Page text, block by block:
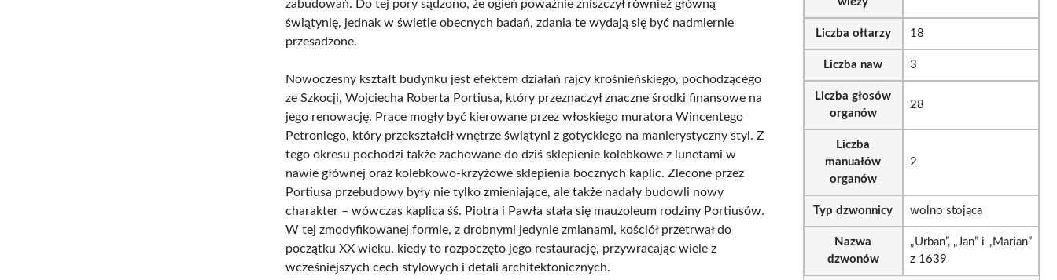
zabudowań. Do tej pory sądzono, że ogień poważnie zniszczył również główną
świątynię, jednak w świetle obecnych badań, zdania te wydają się być nadmiernie
przesadzone.
Nowoczesny kształt budynku jest efektem działań rajcy krośnieńskiego, pochodzącego
ze Szkocji, Wojciecha Roberta Portiusa, który przeznaczył znaczne środki finansowe na
jego renowację. Prace mogły być kierowane przez włoskiego muratora Wincentego
Petroniego, który przekształcił wnętrze świątyni z gotyckiego na manierystyczny styl. Z
tego okresu pochodzi także zachowane do dziś sklepienie kolebkowe z lunetami w
nawie głównej oraz kolebkowo-krzyżowe sklepienia bocznych kaplic. Zlecone przez
Portiusa przebudowy były nie tylko zmieniające, ale także nadały budowli nowy
charakter – wówczas kaplica śś. Piotra i Pawła stała się mauzoleum rodziny Portiusów.
W tej zmodyfikowanej formie, z drobnymi jedynie zmianami, kościół przetrwał do
początku XX wieku, kiedy to rozpoczęto jego restaurację, przywracając wiele z
wcześniejszych cech stylowych i detali architektonicznych.
Liczba ołtarzy 18
Liczba naw 3
Liczba głosów
organów
28
Liczba
manuałów
organów
2
Typ dzwonnicy wolno stojąca
Nazwa
dzwonów
„Urban”, „Jan” i „Marian”
z 1639